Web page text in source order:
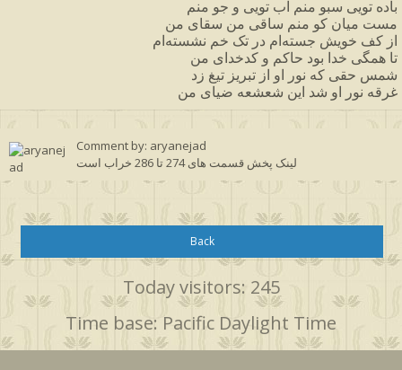
باده تویی سبو منم آب تویی و جو منم
مست میان کو منم ساقی من سقای من
از کف خویش جسته ام در تک خم نشسته ام
تا همگی خدا بود حاکم و کدخدای من
شمس حقی که نور او از تبریز تیغ زد
غرقه نور او شد این شعشعه ضیای من
Comment by: aryanejad
لینک پخش قسمت های 274 تا 286 خراب است
Back
Today visitors: 245
Time base: Pacific Daylight Time